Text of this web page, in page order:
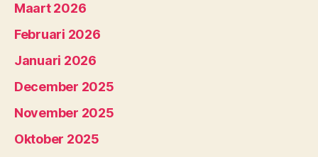
Maart 2026
Februari 2026
Januari 2026
December 2025
November 2025
Oktober 2025